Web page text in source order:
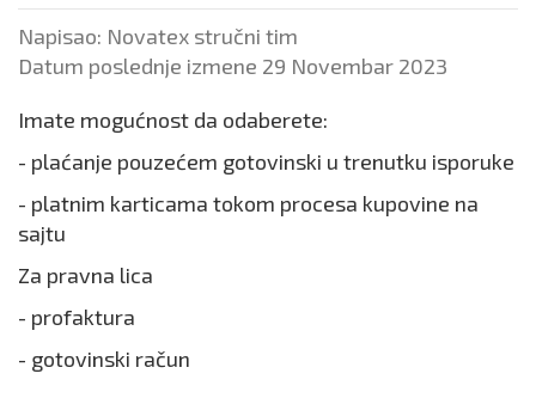
Napisao: Novatex stručni tim
Datum poslednje izmene 29 Novembar 2023
Imate mogućnost da odaberete:
- plaćanje pouzećem gotovinski u trenutku isporuke
- platnim karticama tokom procesa kupovine na
sajtu
Za pravna lica
- profaktura
- gotovinski račun